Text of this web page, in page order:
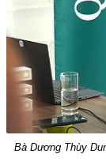
Bà Dương Thùy